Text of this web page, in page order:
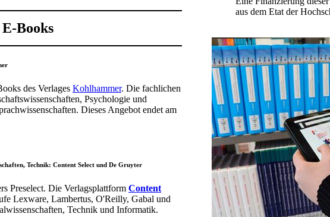
Books
des Verlages Kohlhammer. Die fachlichen
Psychologie und
Dieses Angebot endet am
Technik: Content Select und De Gruyter
Preselect. Die Verlagsplattform Content
Lexware, Lambertus, O'Reilly, Gabal und
Technik und Informatik.
aus dem Etat der